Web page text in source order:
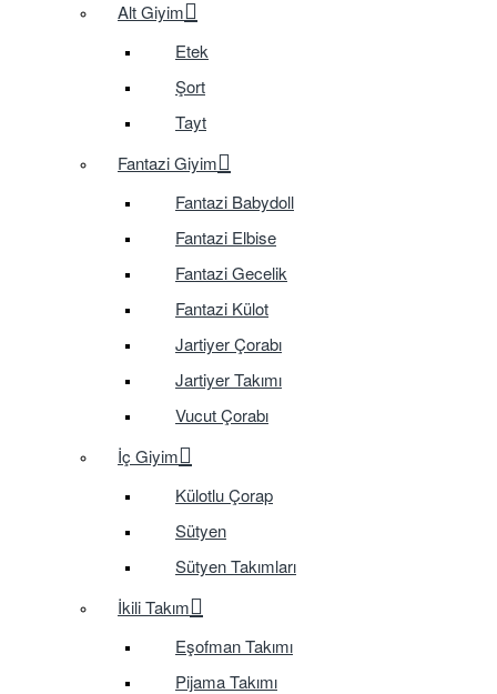
Alt Giyim
Etek
Şort
Tayt
Fantazi Giyim
Fantazi Babydoll
Fantazi Elbise
Fantazi Gecelik
Fantazi Külot
Jartiyer Çorabı
Jartiyer Takımı
Vucut Çorabı
İç Giyim
Külotlu Çorap
Sütyen
Sütyen Takımları
İkili Takım
Eşofman Takımı
Pijama Takımı